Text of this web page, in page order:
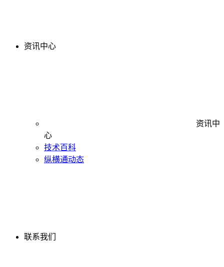
资讯中心
资讯中
心
技术百科
纵横通动态
联系我们